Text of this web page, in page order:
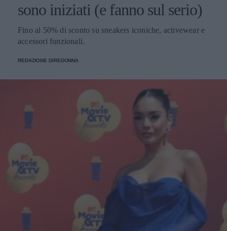
sono iniziati (e fanno sul serio)
Fino al 50% di sconto su sneakers iconiche, activewear e
accessori funzionali.
REDAZIONE DIREDONNA